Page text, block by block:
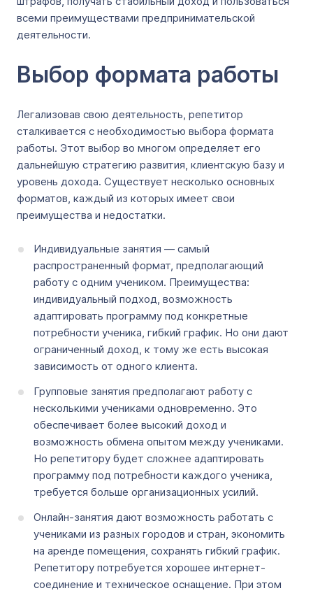
всеми преимуществами предпринимательской
деятельности.
Выбор формата работы
Легализовав свою деятельность, репетитор
сталкивается с необходимостью выбора формата
работы. Этот выбор во многом определяет его
дальнейшую стратегию развития, клиентскую базу и
уровень дохода. Существует несколько основных
форматов, каждый из которых имеет свои
преимущества и недостатки.
Индивидуальные занятия — самый
распространенный формат, предполагающий
работу с одним учеником. Преимущества:
индивидуальный подход, возможность
адаптировать программу под конкретные
потребности ученика, гибкий график. Но они дают
ограниченный доход, к тому же есть высокая
зависимость от одного клиента.
Групповые занятия предполагают работу с
несколькими учениками одновременно. Это
обеспечивает более высокий доход и
возможность обмена опытом между учениками.
Но репетитору будет сложнее адаптировать
программу под потребности каждого ученика,
требуется больше организационных усилий.
Онлайн-занятия дают возможность работать с
учениками из разных городов и стран, экономить
на аренде помещения, сохранять гибкий график.
Репетитору потребуется хорошее интернет-
соединение и техническое оснащение. При этом